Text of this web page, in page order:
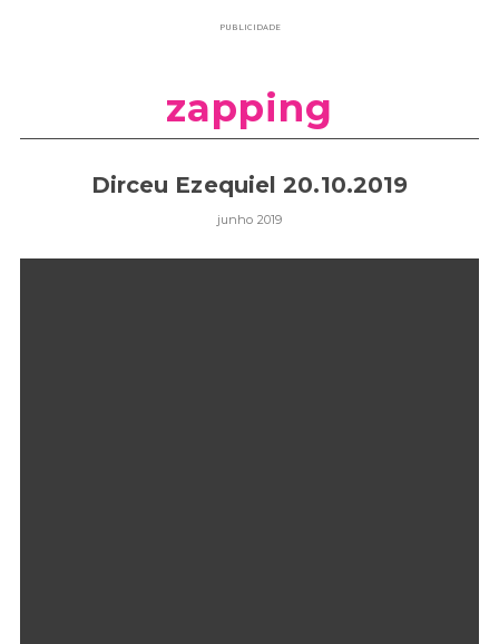
PUBLICIDADE
zapping
Dirceu Ezequiel 20.10.2019
junho 2019